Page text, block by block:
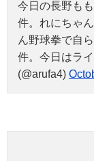
今日の長野も
件。れにちゃ
ん野球拳で自
件。今日はラ
(@arufa4)